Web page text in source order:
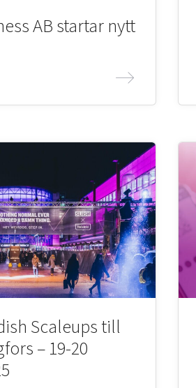
AB startar nytt
Scaleups till
– 19-20